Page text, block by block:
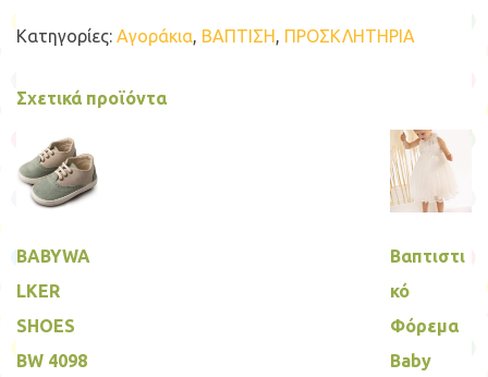
ποσότητα
Κατηγορίες: Αγοράκια, ΒΑΠΤΙΣΗ, ΠΡΟΣΚΛΗΤΗΡΙΑ
Σχετικά προϊόντα
BABYWA
LKER
SHOES
BW 4098
Βαπτιστι
κό
Φόρεμα
Baby